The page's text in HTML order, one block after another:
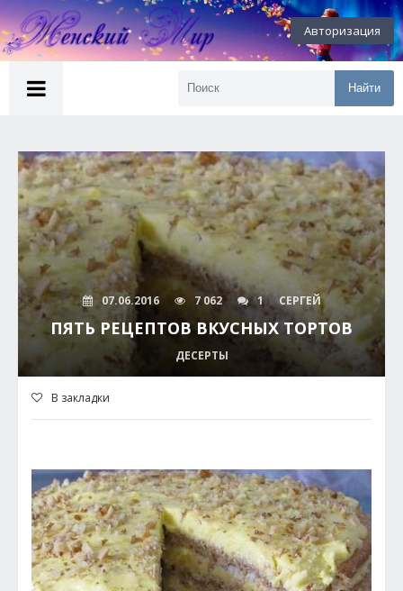
Авторизация
Найти
07.06.2016 7 062 1 СЕРГЕЙ
ПЯТЬ РЕЦЕПТОВ ВКУСНЫХ ТОРТОВ
ДЕСЕРТЫ
В закладки